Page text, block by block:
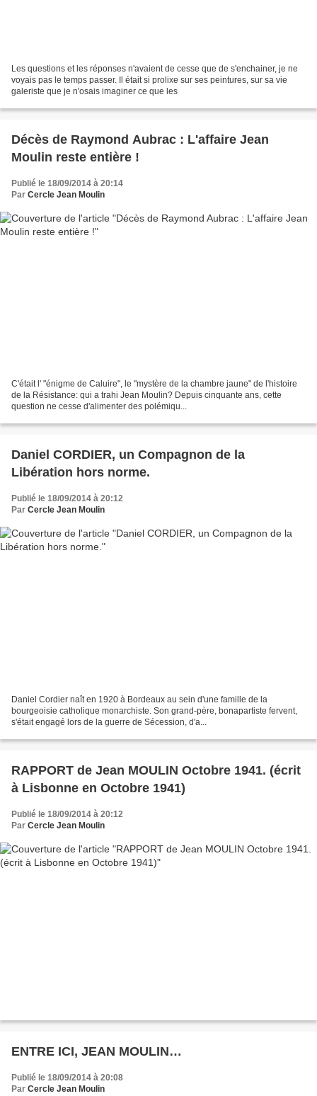
Les questions et les réponses n'avaient de cesse que de s'enchainer, je ne
voyais pas le temps passer. Il était si prolixe sur ses peintures, sur sa vie
galeriste que je n'osais imaginer ce que les
Décès de Raymond Aubrac : L'affaire Jean
Moulin reste entière !
Publié le 18/09/2014 à 20:14
Par Cercle Jean Moulin
C'était l' "énigme de Caluire", le "mystère de la chambre jaune" de l'histoire
de la Résistance: qui a trahi Jean Moulin? Depuis cinquante ans, cette
question ne cesse d'alimenter des polémiqu...
Daniel CORDIER, un Compagnon de la
Libération hors norme.
Publié le 18/09/2014 à 20:12
Par Cercle Jean Moulin
Daniel Cordier naît en 1920 à Bordeaux au sein d'une famille de la
bourgeoisie catholique monarchiste. Son grand-père, bonapartiste fervent,
s'était engagé lors de la guerre de Sécession, d'a...
RAPPORT de Jean MOULIN Octobre 1941. (écrit
à Lisbonne en Octobre 1941)
Publié le 18/09/2014 à 20:12
Par Cercle Jean Moulin
ENTRE ICI, JEAN MOULIN…
Publié le 18/09/2014 à 20:08
Par Cercle Jean Moulin